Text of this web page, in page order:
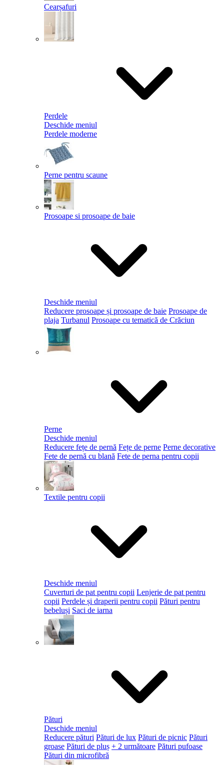
Cearșafuri
Perdele
Deschide meniul
Perdele moderne
Perne pentru scaune
Prosoape si prosoape de baie
Deschide meniul
Reducere prosoape și prosoape de baie Prosoape de
plaja Turbanul Prosoape cu tematică de Crăciun
Perne
Deschide meniul
Reducere fețe de pernă Fețe de perne Perne decorative
Fete de pernă cu blană Fete de perna pentru copii
Textile pentru copii
Deschide meniul
Cuverturi de pat pentru copii Lenjerie de pat pentru
copii Perdele și draperii pentru copii Pături pentru
bebeluși Saci de iarna
Pături
Deschide meniul
Reducere pături Pături de lux Pături de picnic Pături
groase Pături de pluș + 2 următoare Pături pufoase
Pături din microfibră